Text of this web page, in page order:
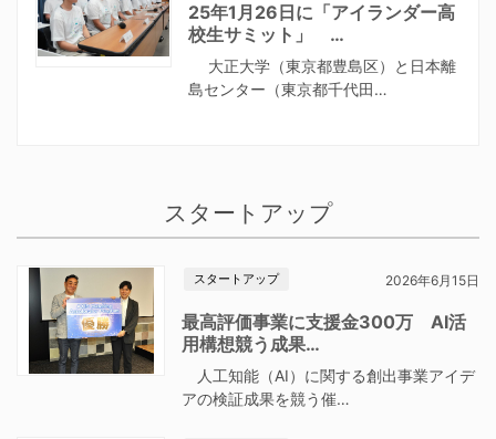
25年1月26日に「アイランダー高
校生サミット」 …
大正大学（東京都豊島区）と日本離
島センター（東京都千代田…
スタートアップ
スタートアップ 2026年6月15日
最高評価事業に支援金300万 AI活
用構想競う成果…
人工知能（AI）に関する創出事業アイデ
アの検証成果を競う催…